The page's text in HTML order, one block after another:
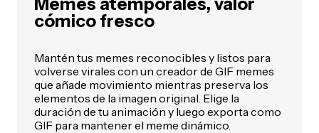
cómico fresco
Mantén tus memes reconocibles y listos para
volverse virales con un creador de GIF memes
que añade movimiento mientras preserva los
elementos de la imagen original. Elige la
duración de tu animación y luego exporta como
GIF para mantener el meme dinámico.